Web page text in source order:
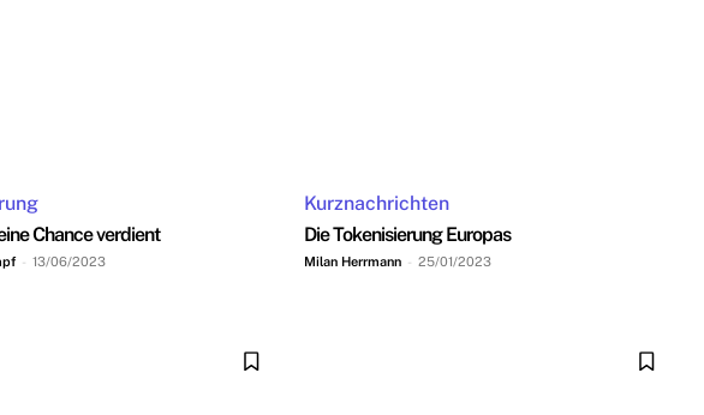
Chance verdient
- 13/06/2023
Kurznachrichten
Die Tokenisierung Europas
Milan Herrmann - 25/01/2023